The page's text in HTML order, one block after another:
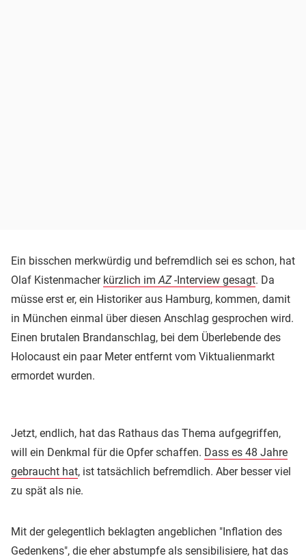
Ein bisschen merkwürdig und befremdlich sei es schon, hat
Olaf Kistenmacher kürzlich im AZ-Interview gesagt. Da
müsse erst er, ein Historiker aus Hamburg, kommen, damit
in München einmal über diesen Anschlag gesprochen wird.
Einen brutalen Brandanschlag, bei dem Überlebende des
Holocaust ein paar Meter entfernt vom Viktualienmarkt
ermordet wurden.
Jetzt, endlich, hat das Rathaus das Thema aufgegriffen,
will ein Denkmal für die Opfer schaffen. Dass es 48 Jahre
gebraucht hat, ist tatsächlich befremdlich. Aber besser viel
zu spät als nie.
Mit der gelegentlich beklagten angeblichen "Inflation des
Gedenkens", die eher abstumpfe als sensibilisiere, hat das